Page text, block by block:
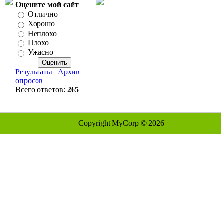
Оцените мой сайт
Отлично
Хорошо
Неплохо
Плохо
Ужасно
Результаты | Архив
опросов
Всего ответов: 265
Copyright MyCorp © 2026